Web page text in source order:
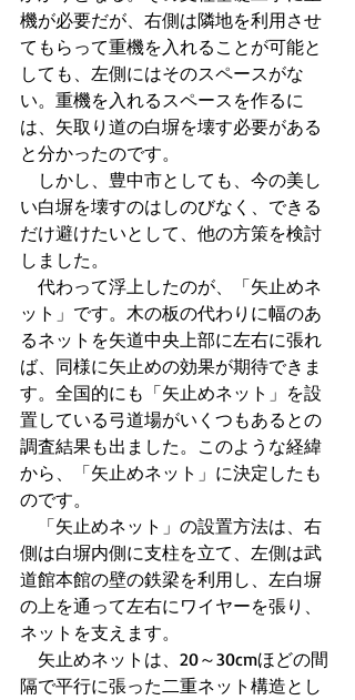
機が必要だが、右側は隣地を利用させ
てもらって重機を入れることが可能と
しても、左側にはそのスペースがな
い。重機を入れるスペースを作るに
は、矢取り道の白塀を壊す必要がある
と分かったのです。
しかし、豊中市としても、今の美し
い白塀を壊すのはしのびなく、できる
だけ避けたいとして、他の方策を検討
しました。
代わって浮上したのが、「矢止めネ
ット」です。木の板の代わりに幅のあ
るネットを矢道中央上部に左右に張れ
ば、同様に矢止めの効果が期待できま
す。全国的にも「矢止めネット」を設
置している弓道場がいくつもあるとの
調査結果も出ました。このような経緯
から、「矢止めネット」に決定したも
のです。
「矢止めネット」の設置方法は、右
側は白塀内側に支柱を立て、左側は武
道館本館の壁の鉄梁を利用し、左白塀
の上を通って左右にワイヤーを張り、
ネットを支えます。
矢止めネットは、20～30cmほどの間
隔で平行に張った二重ネット構造とし